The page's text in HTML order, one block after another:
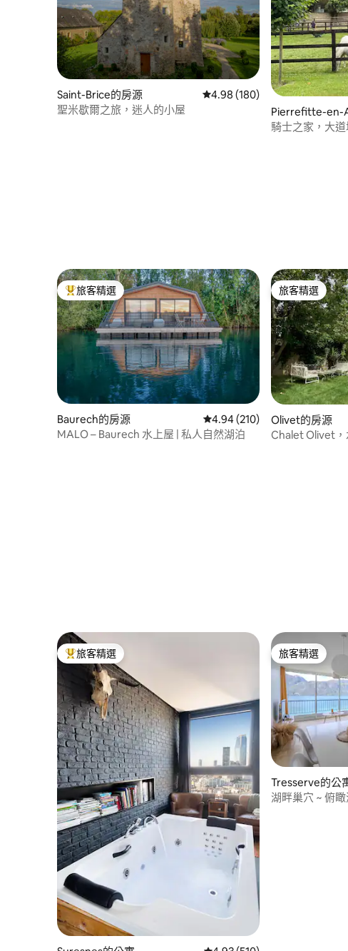
Saint-Brice的房源 從 180 則評價中獲得 4.98 的
4.98 (180)
聖米歇爾之旅，迷人的小屋
Pierrefitte-en-
騎士之家，大道
旅客精選榜首
旅客精選
Baurech的房源 從 210 則評價中獲得 4.94 的
4.94 (210)
MALO – Baurech 水上屋 | 私人自然湖泊
旅客精選
旅客精選
Olivet的房源
Chalet Olivet，
旅客精選榜首
旅客精選 旅客精選
旅客精選
Tresserve的公
湖畔巢穴 ~ 俯